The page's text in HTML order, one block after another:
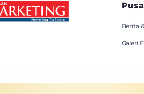
Berita
Galeri